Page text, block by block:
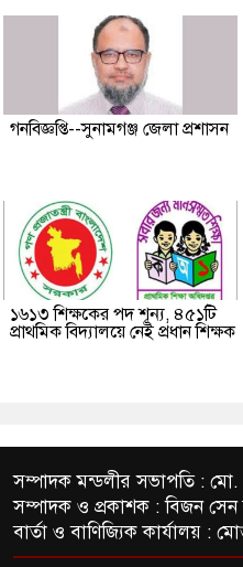
গনবিজ্ঞপ্তি--সুনামগঞ্জ জেলা প্রশাসন
১৬১৩ শিক্ষকের পদ শূন্য, ৪৫১টি
প্রাথমিক বিদ্যালয়ে নেই প্রধান শিক্ষক
সম্পাদক মন্ডলীর সভাপতি :
সম্পাদক ও প্রকাশক : বিজন সেন
বার্তা ও বাণিজ্যিক কার্যালয় :